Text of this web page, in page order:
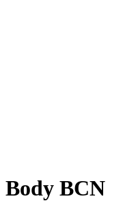
Body BCN